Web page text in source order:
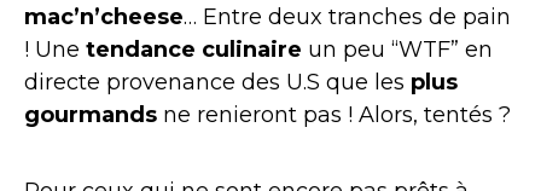
mac’n’cheese… Entre deux tranches de pain
! Une tendance culinaire un peu “WTF” en
directe provenance des U.S que les plus
gourmands ne renieront pas ! Alors, tentés ?